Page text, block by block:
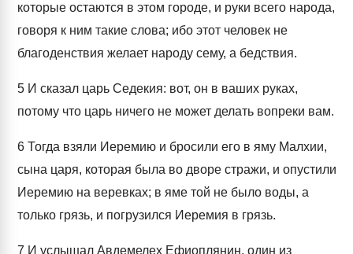
которые остаются в этом городе, и руки всего народа,
говоря к ним такие слова; ибо этот человек не
благоденствия желает народу сему, а бедствия.
5 И сказал царь Седекия: вот, он в ваших руках,
потому что царь ничего не может делать вопреки вам.
6 Тогда взяли Иеремию и бросили его в яму Малхии,
сына царя, которая была во дворе стражи, и опустили
Иеремию на веревках; в яме той не было воды, а
только грязь, и погрузился Иеремия в грязь.
7 И услышал Авдемелех Ефиоплянин, один из